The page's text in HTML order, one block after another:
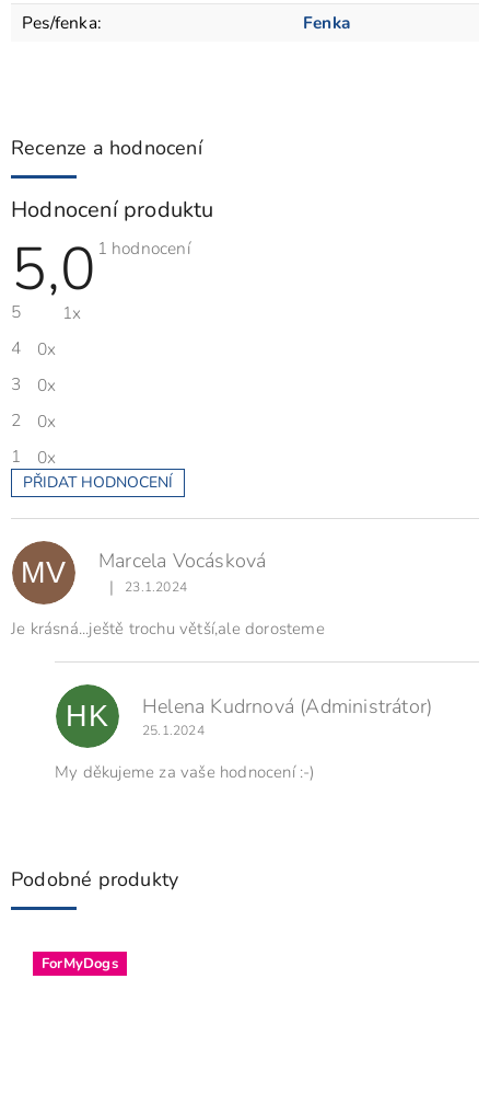
Pes/fenka: Fenka
Recenze a hodnocení
Hodnocení produktu
5,0 Průměrné
1 hodnocení
5
1x
4
0x
3
0x
2
0x
1
0x
PŘIDAT HODNOCENÍ
V
ý
p
i
s
o
MV Marcela Vocásková
Hodnocení produktu je 5 z 5 hvězdiček.
| 23.1.2024
Je krásná...ještě trochu větší,ale dorosteme
HK Helena Kudrnová (Administrátor)
25.1.2024
My děkujeme za vaše hodnocení :-)
Podobné produkty
ForMyDogs